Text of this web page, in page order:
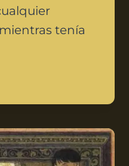
tenía